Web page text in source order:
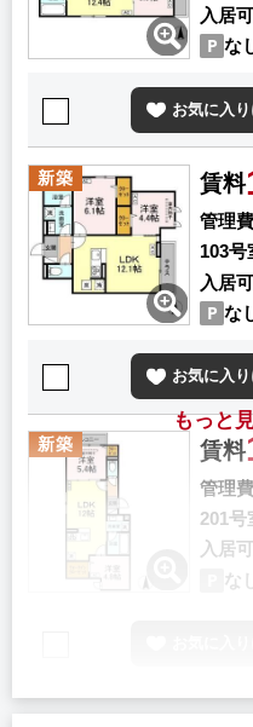
入居
な
お気に入
新築 賃料
管理費
103号
入居
な
お気に入
新築 賃料
管理費
201号
入居
な
もっと